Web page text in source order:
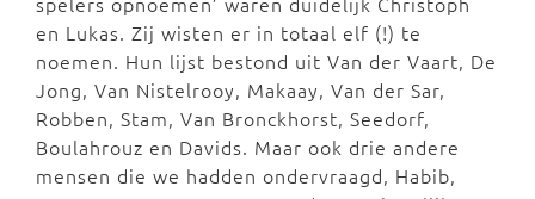
en Lukas. Zij wisten er in totaal elf (!) te
noemen. Hun lijst bestond uit Van der Vaart, De
Jong, Van Nistelrooy, Makaay, Van der Sar,
Robben, Stam, Van Bronckhorst, Seedorf,
Boulahrouz en Davids. Maar ook drie andere
mensen die we hadden ondervraagd, Habib,